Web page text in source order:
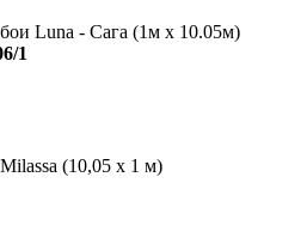
Luna - Сага (1м х 10.05м)
1
(10,05 х 1 м)